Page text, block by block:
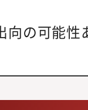
の可能性